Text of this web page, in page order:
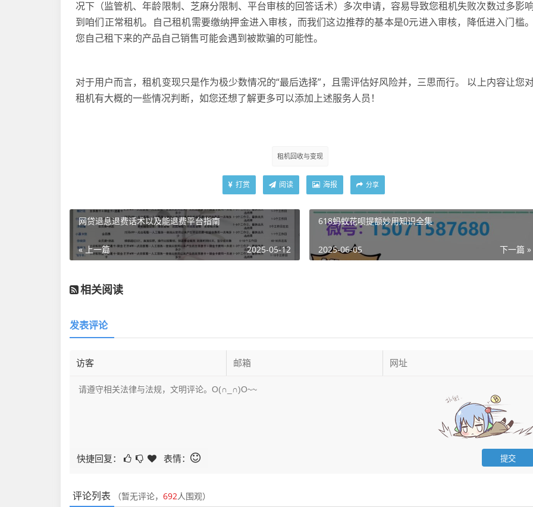
况下（监管机、年龄限制、芝麻分限制、平台审核的回答话术）多次申请，容易导致您租机失败次数过多影
到咱们正常租机。自己租机需要缴纳押金进入审核，而我们这边推荐的基本是0元进入审核，降低进入门槛
您自己租下来的产品自己销售可能会遇到被欺骗的可能性。
对于用户而言，租机变现只是作为极少数情况的“最后选择”，且需评估好风险并，三思而行。 以上内容让您
租机有大概的一些情况判断，如您还想了解更多可以添加上述服务人员！
租机回收与变现
打赏 阅读 海报 分享
网贷退息退费话术以及能退费平台指南
« 上一篇 2025-05-12
618蚂蚁花呗提额妙用知识全集
下一篇 »
2025-06-05
相关阅读
发表评论
快捷回复： 表情：
评论列表 （暂无评论， 692人围观）